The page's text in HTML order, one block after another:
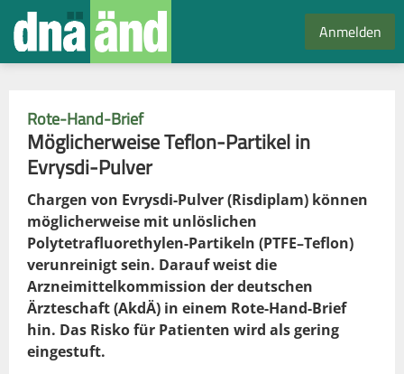
Anmelden
Rote-Hand-Brief
Möglicherweise Teflon-Partikel in
Evrysdi-Pulver
Chargen von Evrysdi-Pulver (Risdiplam) können
möglicherweise mit unlöslichen
Polytetrafluorethylen-Partikeln (PTFE–Teflon)
verunreinigt sein. Darauf weist die
Arzneimittelkommission der deutschen
Ärzteschaft (AkdÄ) in einem Rote-Hand-Brief
hin. Das Risko für Patienten wird als gering
eingestuft.